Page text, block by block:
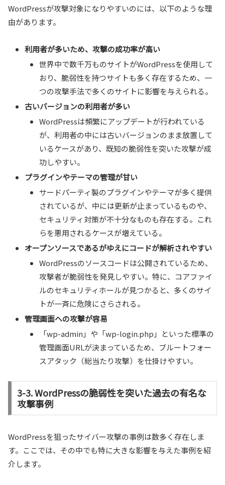
WordPressが攻撃対象になりやすいのには、以下のような理
由があります。
利用者が多いため、攻撃の成功率が高い
世界中で数千万ものサイトがWordPressを使用して
おり、脆弱性を持つサイトも多く存在するため、一
つの攻撃手法で多くのサイトに影響を与えられる。
古いバージョンの利用者が多い
WordPressは頻繁にアップデートが行われている
が、利用者の中には古いバージョンのまま放置して
いるケースがあり、既知の脆弱性を突いた攻撃が成
功しやすい。
プラグインやテーマの管理が甘い
サードパーティ製のプラグインやテーマが多く提供
されているが、中には更新が止まっているものや、
セキュリティ対策が不十分なものも存在する。これ
らを悪用されるケースが増えている。
オープンソースであるがゆえにコードが解析されやすい
WordPressのソースコードは公開されているため、
攻撃者が脆弱性を発見しやすい。特に、コアファイ
ルのセキュリティホールが見つかると、多くのサイ
トが一斉に危険にさらされる。
管理画面への攻撃が容易
「wp-admin」や「wp-login.php」といった標準の
管理画面URLが決まっているため、ブルートフォー
スアタック（総当たり攻撃）を仕掛けやすい。
3-3. WordPressの脆弱性を突いた過去の有名な
攻撃事例
WordPressを狙ったサイバー攻撃の事例は数多く存在しま
す。ここでは、その中でも特に大きな影響を与えた事例を紹
介します。